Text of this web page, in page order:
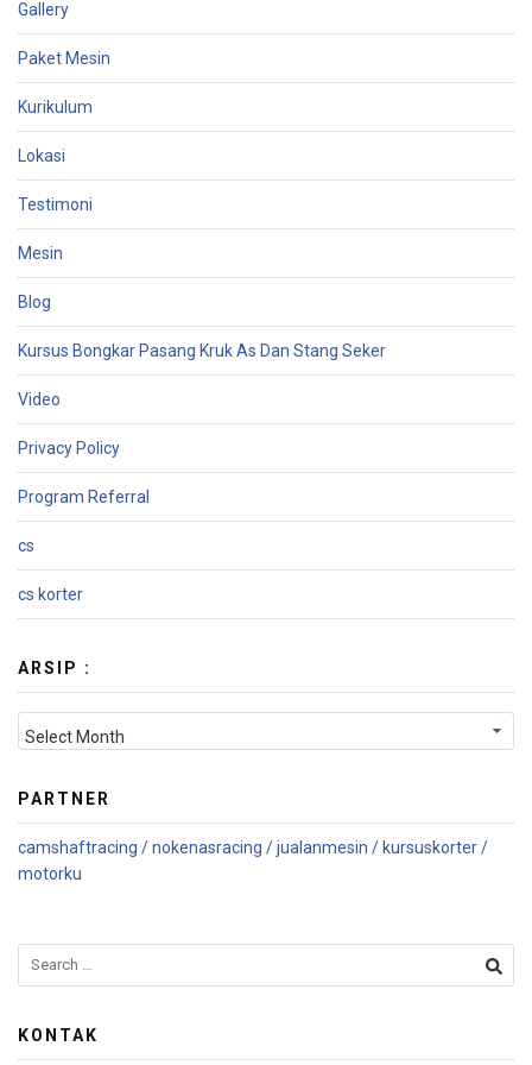
Gallery
Paket Mesin
Kurikulum
Lokasi
Testimoni
Mesin
Blog
Kursus Bongkar Pasang Kruk As Dan Stang Seker
Video
Privacy Policy
Program Referral
cs
cs korter
ARSIP :
PARTNER
camshaftracing /nokenasracing /jualanmesin / kursuskorter /
motorku
KONTAK